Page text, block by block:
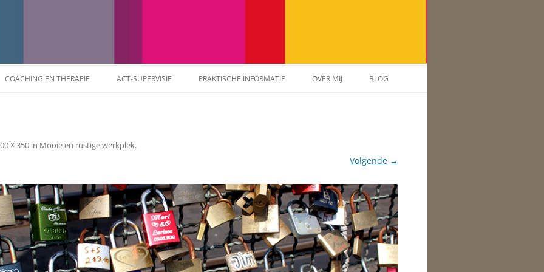
naar
COACHING EN THERAPIE ACT-SUPERVISIE PRAKTISCHE INFORMATIE OVER MIJ BLOG
× 350 in Mooie en rustige werkplek.
Volgende →